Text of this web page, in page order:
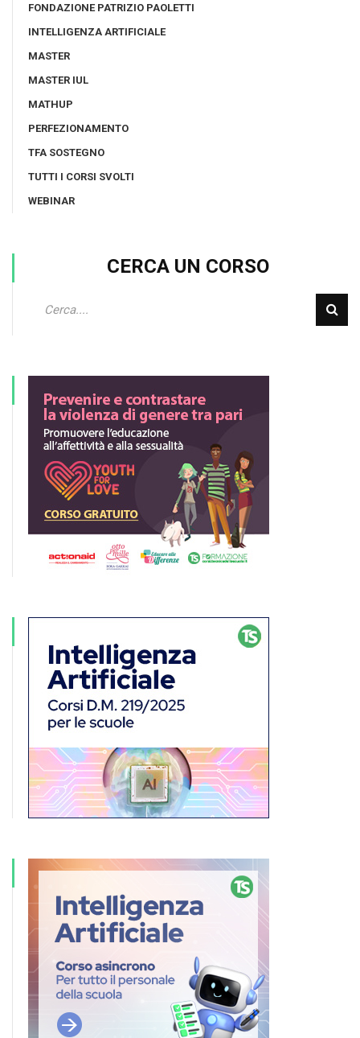
FONDAZIONE PATRIZIO PAOLETTI
INTELLIGENZA ARTIFICIALE
MASTER
MASTER IUL
MATHUP
PERFEZIONAMENTO
TFA SOSTEGNO
TUTTI I CORSI SVOLTI
WEBINAR
CERCA UN CORSO